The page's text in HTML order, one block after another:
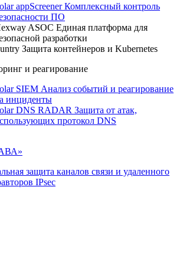
appScreenerКомплексный контроль
ПО
ASOC Единая платформа для
разработки
Защита контейнеров и Kubernetes
и реагирование
SIEM Анализ событий и реагирование
инциденты
DNS RADAR Защита от атак,
протокол DNS
защита каналов связи и удаленного
IPsec